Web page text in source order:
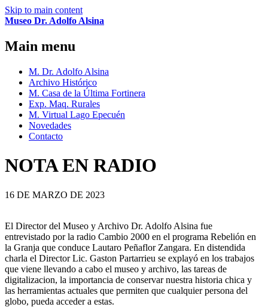
Skip to main content
Museo Dr. Adolfo Alsina
Main menu
M. Dr. Adolfo Alsina
Archivo Histórico
M. Casa de la Última Fortinera
Exp. Maq. Rurales
M. Virtual Lago Epecuén
Novedades
Contacto
NOTA EN RADIO
16 DE MARZO DE 2023
El Director del Museo y Archivo Dr. Adolfo Alsina fue
entrevistado por la radio Cambio 2000 en el programa Rebelión en
la Granja que conduce Lautaro Peñaflor Zangara. En distendida
charla el Director Lic. Gaston Partarrieu se explayó en los trabajos
que viene llevando a cabo el museo y archivo, las tareas de
digitalizacion, la importancia de conservar nuestra historia chica y
las herramientas actuales que permiten que cualquier persona del
globo, pueda acceder a estas.